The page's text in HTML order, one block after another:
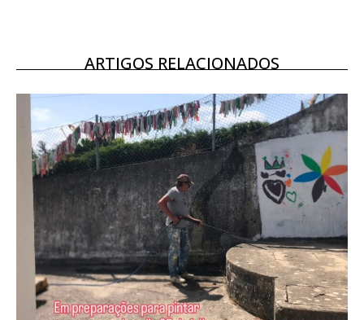
ASSINATURA
DIGITAL ANUAL
16€
12 meses
Acesso ao conteúdo online
Acesso aos conteúdos Exclusivos para
ARTIGOS RELACIONADOS